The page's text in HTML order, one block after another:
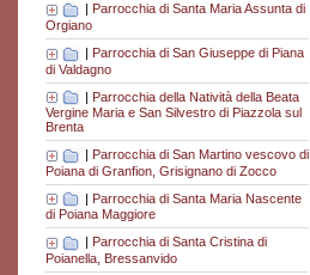
Parrocchia di Santa Maria Assunta di
Orgiano
| Parrocchia di San Giuseppe di Piana
di Valdagno
| Parrocchia della Natività della Beata
Vergine Maria e San Silvestro di Piazzola sul
Brenta
| Parrocchia di San Martino vescovo di
Poiana di Granfion, Grisignano di Zocco
| Parrocchia di Santa Maria Nascente
di Poiana Maggiore
Parrocchia di Santa Cristina di
Poianella, Bressanvido